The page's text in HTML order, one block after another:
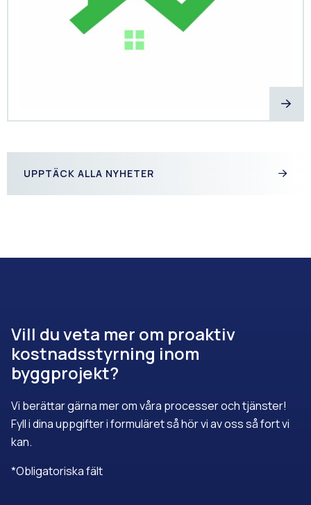
UPPTÄCK ALLA NYHETER
Vill du veta mer om proaktiv
kostnadsstyrning inom
byggprojekt?
Vi berättar gärna mer om våra processer och tjänster!
Fyll i dina uppgifter i formuläret så hör vi av oss så fort vi
kan.
*Obligatoriska fält